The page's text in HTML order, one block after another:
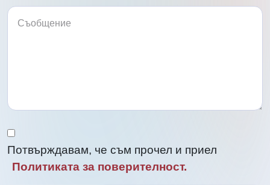
контакта
Потвърждавам, че съм прочел и приел
Политиката за поверителност.